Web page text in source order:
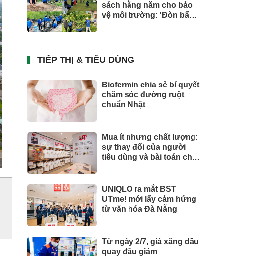
sách hằng năm cho bảo
vệ môi trường: 'Đòn bẩy'
TIẾP THỊ & TIÊU DÙNG
Biofermin chia sẻ bí quyết
chăm sóc đường ruột
chuẩn Nhật
Mua ít nhưng chất lượng:
sự thay đổi của người
tiêu dùng và bài toán cho
UNIQLO ra mắt BST
UTme! mới lấy cảm hứng
từ văn hóa Đà Nẵng
Từ ngày 2/7, giá xăng dầu
quay đầu giảm